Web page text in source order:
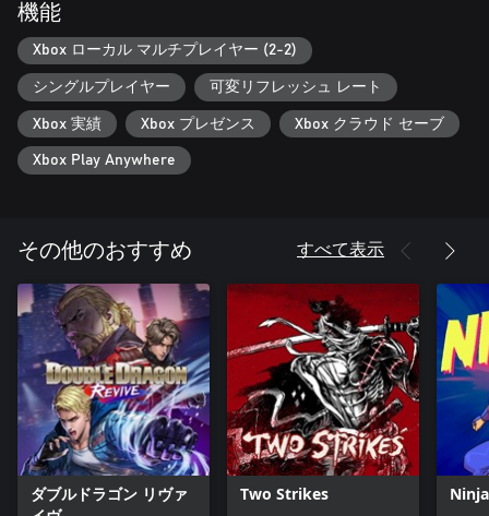
「P」アイテムでパワーアップ、オプションも追加
「B」アイテムでボムをゲット、敵弾一掃&緊急回避に
溜め撃ちでキャラクターごとに異なるオプションショットが発
動！
アタリ判定は上半身のみ！敵弾を恐れるな！
◇「ARCADE」モードの特徴
初心者も安心、難易度は7段階から選択可能
こだわりのアナタに、画面フィルターを通常+2種から選択
残機数は1～9、コンティニュー回数は0～無制限まで自由に設
定可能
キーコンフィグで「ショット」「オートショット」「ボム」を
自由に割り当て
◇「SCORE ATTACK」モードの特徴
新実装！難易度や残機数が固定の"ガチ"モード
自分のハイスコアを送信して、世界中のプレイヤーとスコアア
タック！
機能
Xbox ローカル マルチプレイヤー (2-2)
シングルプレイヤー 可変リフレッシュ レート
Xbox 実績 Xbox プレゼンス Xbox クラウド セーブ
Xbox Play Anywhere
その他のおすすめ すべて表示
ダブルドラゴン リヴァ
Two Strikes